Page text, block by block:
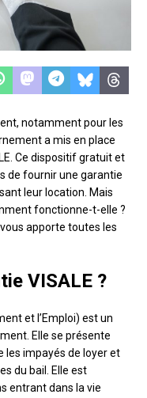
notamment pour les
a mis en place
Ce dispositif gratuit et
de fournir une garantie
leur location. Mais
fonctionne-t-elle ?
apporte toutes les
VISALE ?
et l’Emploi) est un
Elle se présente
les impayés de loyer et
du bail. Elle est
entrant dans la vie